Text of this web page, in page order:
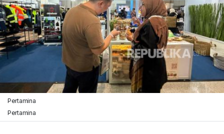
Pertamina
Pertamina